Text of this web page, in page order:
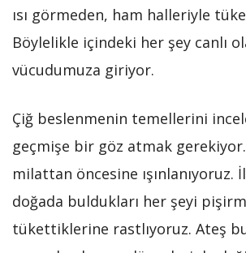
ısı görmeden, ham halleriyle
Böylelikle içindeki her şey canlı
vücudumuza giriyor.
Çiğ beslenmenin temellerini
geçmişe bir göz atmak
milattan öncesine ışınlanıyoruz.
doğada buldukları her şeyi
tükettiklerine rastlıyoruz. Ateş